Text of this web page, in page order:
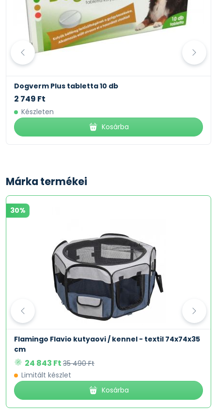
Dogverm Plus tabletta 10 db
2 749 Ft
Készleten
Kosárba
Márka termékei
30%
Flamingo Flavio kutyaovi / kennel - textil 74x74x35
cm
24 843 Ft 35 490 Ft
Limitált készlet
Kosárba